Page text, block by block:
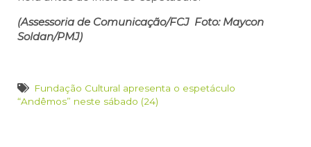
(Assessoria de Comunicação/FCJ Foto: Maycon
Soldan/PMJ)
Fundação Cultural apresenta o espetáculo
“Andêmos” neste sábado (24)